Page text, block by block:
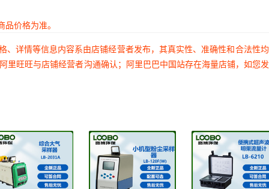
价格为准。
详情等信息内容系由店铺经营者发布，其真实性、准确性和合法性
旺旺与店铺经营者沟通确认；阿里巴巴中国站存在海量店铺，如您